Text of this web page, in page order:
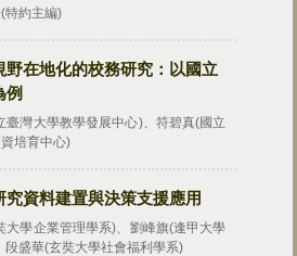
特約主編)
野在地化的校務研究：以國立
例
臺灣大學教學發展中心)、符碧真(國立
培育中心)
究資料建置與決策支援應用
大學企業管理學系)、劉峰旗(逢甲大學
段盛華(玄奘大學社會福利學系)